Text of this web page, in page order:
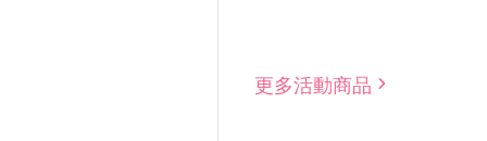
更多活動商品